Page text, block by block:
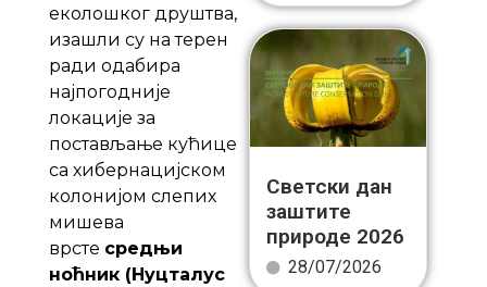
еколошког друштва,
изашли су на терен
ради одабира
најпогодније
локације за
постављање кућице
са хибернацијском
колонијом слепих
мишева
врсте средњи
ноћник (Нyцталус
Светски дан
заштите
природе 2026
28/07/2026